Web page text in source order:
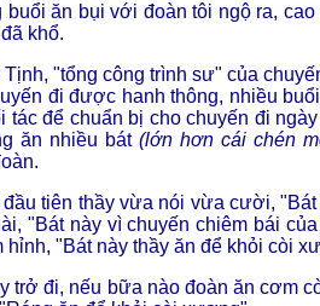
buổi ăn bụi với đoàn tôi ngộ ra,
khổ.
"tổng công trình sư" của
đi được hanh thông, nhiều
tác để chuẩn bị cho chuyến đi
ăn nhiều bát (lớn hơn cái chén
đầu tiên thầy vừa nói vừa cười,
"Bát này vì chuyến chiêm bái
hỉnh, "Bát này thầy ăn để khỏi còi
trở đi, nếu bữa nào đoàn ăn cơm